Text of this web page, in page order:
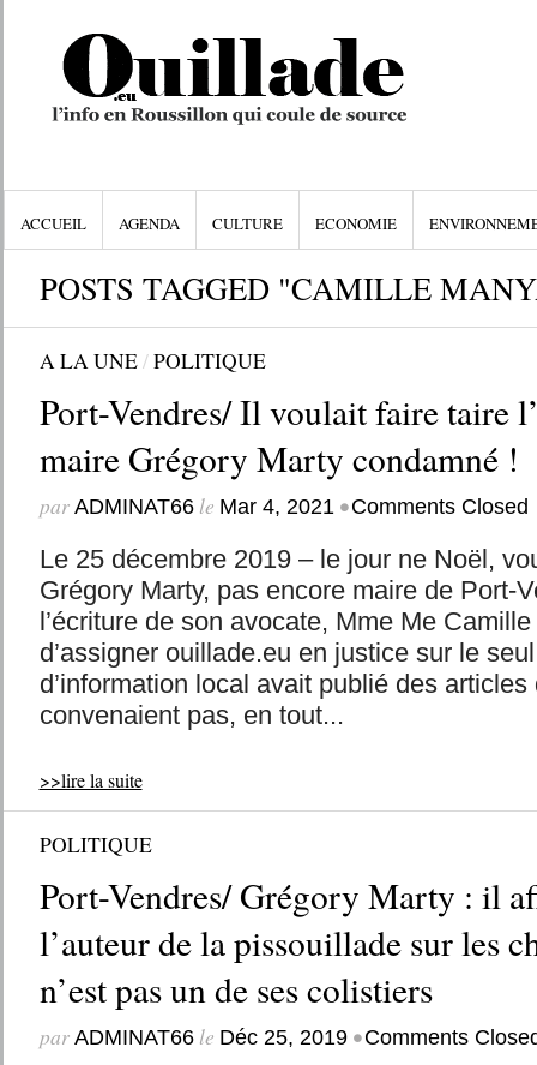
ACCUEIL AGENDA CULTURE ECONOMIE
POSTS TAGGED "CAMILLE
A LA UNE/POLITIQUE
Port-Vendres/ Il voulait faire taire
maire Grégory Marty condamné !
par ADMINAT66le Mar 4, 2021 •Comments Closed
Le 25 décembre 2019 – le jour ne Noël,
Grégory Marty, pas encore maire de Port-
l’écriture de son avocate, Mme Me
d’assigner ouillade.eu en justice sur le
d’information local avait publié des articles
convenaient pas, en tout...
>>lire la suite
POLITIQUE
Port-Vendres/ Grégory Marty : il
l’auteur de la pissouillade sur les
n’est pas un de ses colistiers
par ADMINAT66le Déc 25, 2019 •Comments